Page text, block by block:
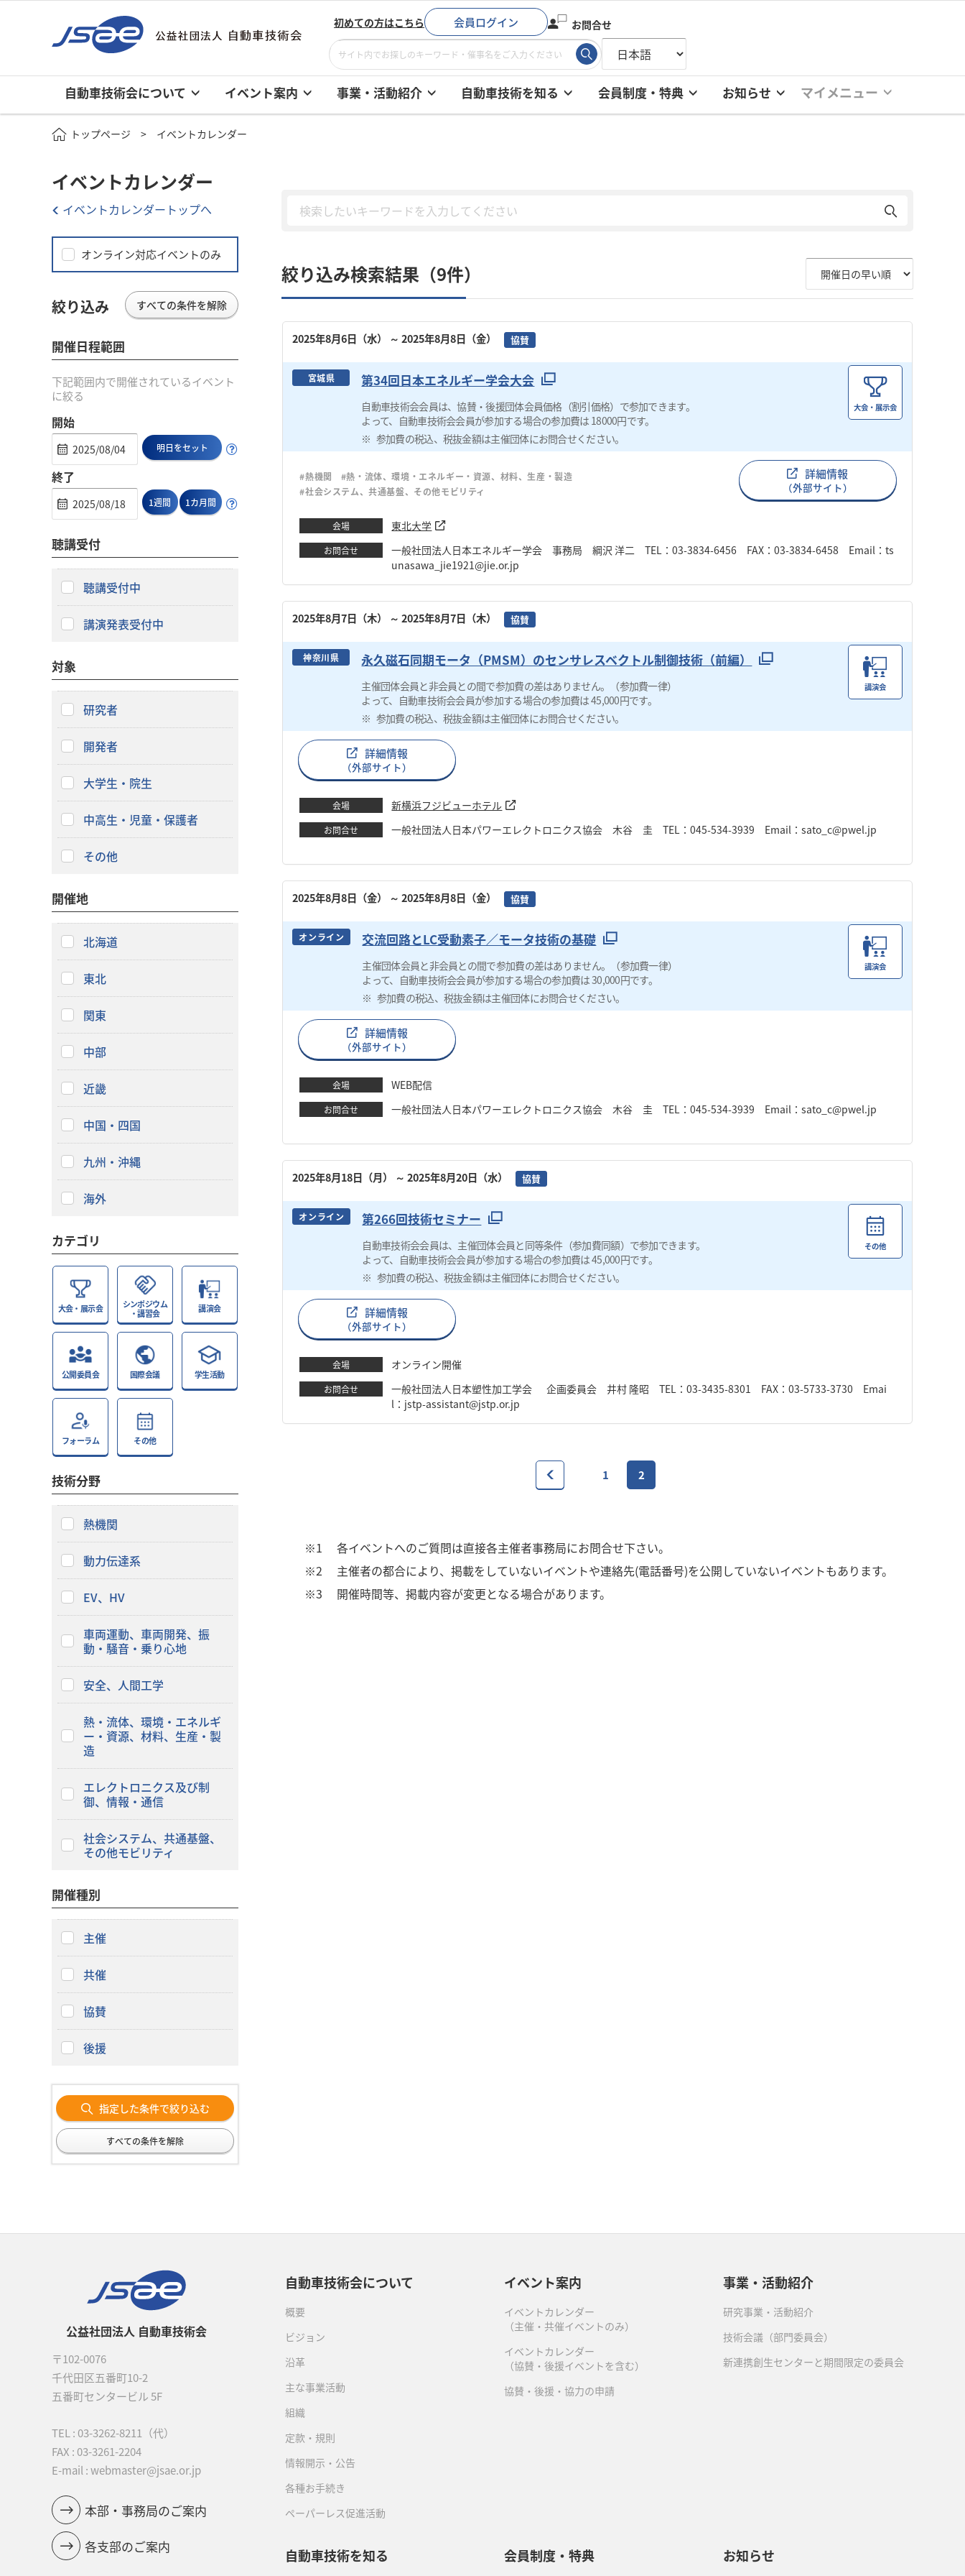
初めての方はこちら 会員ログイン お問合せ
自動車技術会について イベント案内 事業・活動紹介 自動車技術を知る 会員制度・特典 お知らせ マイメニュー
トップページ イベントカレンダー
絞り込み検索結果（9件）
2025年8月6日（水） ～ 2025年8月8日（金） 協賛
宮城県 第34回日本エネルギー学会大会
自動車技術会会員は、協賛・後援団体会員価格（割引価格）で参加できます。
よって、自動車技術会会員が参加する場合の参加費は 18000円です。
参加費の税込、税抜金額は主催団体にお問合せください。
大会・展示会
#熱機関
#熱・流体、環境・エネルギー・資源、材料、生産・製造
#社会システム、共通基盤、その他モビリティ
詳細情報
（外部サイト）
会場 東北大学
お問合せ
一般社団法人日本エネルギー学会 事務局 綱沢 洋二 TEL：03-3834-6456 FAX：03-3834-6458 Email：ts
unasawa_jie1921@jie.or.jp
2025年8月7日（木） ～ 2025年8月7日（木） 協賛
神奈川県 永久磁石同期モータ（PMSM）のセンサレスベクトル制御技術（前編）
主催団体会員と非会員との間で参加費の差はありません。（参加費一律）
よって、自動車技術会会員が参加する場合の参加費は 45,000円です。
参加費の税込、税抜金額は主催団体にお問合せください。
講演会
詳細情報
（外部サイト）
会場 新横浜フジビューホテル
お問合せ 一般社団法人日本パワーエレクトロニクス協会 木谷 圭 TEL：045-534-3939 Email：sato_c@pwel.jp
2025年8月8日（金） ～ 2025年8月8日（金） 協賛
オンライン 交流回路とLC受動素子／モータ技術の基礎
主催団体会員と非会員との間で参加費の差はありません。（参加費一律）
よって、自動車技術会会員が参加する場合の参加費は 30,000円です。
参加費の税込、税抜金額は主催団体にお問合せください。
講演会
詳細情報
（外部サイト）
会場 WEB配信
お問合せ 一般社団法人日本パワーエレクトロニクス協会 木谷 圭 TEL：045-534-3939 Email：sato_c@pwel.jp
2025年8月18日（月） ～ 2025年8月20日（水） 協賛
オンライン 第266回技術セミナー
自動車技術会会員は、主催団体会員と同等条件（参加費同額）で参加できます。
よって、自動車技術会会員が参加する場合の参加費は 45,000円です。
参加費の税込、税抜金額は主催団体にお問合せください。
その他
詳細情報
（外部サイト）
会場 オンライン開催
お問合せ
一般社団法人日本塑性加工学会 企画委員会 井村 隆昭 TEL：03-3435-8301 FAX：03-5733-3730 Emai
l：jstp-assistant@jstp.or.jp
1 2
※1
各イベントへのご質問は直接各主催者事務局にお問合せ下さい。
※2
主催者の都合により、掲載をしていないイベントや連絡先(電話番号)を公開していないイベントもあります。
※3
開催時間等、掲載内容が変更となる場合があります。
イベントカレンダー
イベントカレンダートップへ
オンライン対応イベントのみ
絞り込み すべての条件を解除
開催日程範囲
下記範囲内で開催されているイベント
に絞る
開始
明日をセット
終了
1週間 1カ月間
聴講受付
聴講受付中
講演発表受付中
対象
研究者
開発者
大学生・院生
中高生・児童・保護者
その他
開催地
北海道
東北
関東
中部
近畿
中国・四国
九州・沖縄
海外
カテゴリ
大会・展示会
シンポジウム
・講習会
講演会
公開委員会 国際会議 学生活動
フォーラム その他
技術分野
熱機関
動力伝達系
EV、HV
車両運動、車両開発、振
動・騒音・乗り心地
安全、人間工学
熱・流体、環境・エネルギ
ー・資源、材料、生産・製
造
エレクトロニクス及び制
御、情報・通信
社会システム、共通基盤、
その他モビリティ
開催種別
主催
共催
協賛
後援
指定した条件で絞り込む
すべての条件を解除
公益社団法人 自動車技術会
〒102-0076
千代田区五番町10-2
五番町センタービル 5F
TEL : 03-3262-8211
（代）
FAX : 03-3261-2204
E-mail : webmaster@jsae.or.jp
本部・事務局のご案内
各支部のご案内
自動車技術会について
概要
ビジョン
沿革
主な事業活動
組織
定款・規則
情報開示・公告
各種お手続き
ペーパーレス促進活動
イベント案内
イベントカレンダー
（主催・共催イベントのみ）
イベントカレンダー
（協賛・後援イベントを含む）
協賛・後援・協力の申請
事業・活動紹介
研究事業・活動紹介
技術会議（部門委員会）
新連携創生センターと期間限定の委員会
自動車技術を知る 会員制度・特典 お知らせ